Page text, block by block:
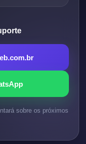
sobre os próximos